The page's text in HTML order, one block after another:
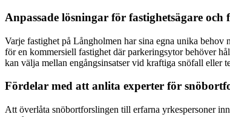
Anpassade lösningar för fastighetsägare och
Varje fastighet på Långholmen har sina egna unika behov
för en kommersiell fastighet där parkeringsytor behöver
kan välja mellan engångsinsatser vid kraftiga snöfall eller
Fördelar med att anlita experter för
Att överlåta snöbortforslingen till erfarna yrkespersoner